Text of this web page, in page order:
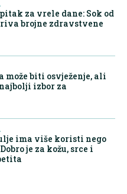
za vrele dane: Sok od
brojne zdravstvene
može biti osvježenje, ali
izbor za
ima više koristi nego
je za kožu, srce i